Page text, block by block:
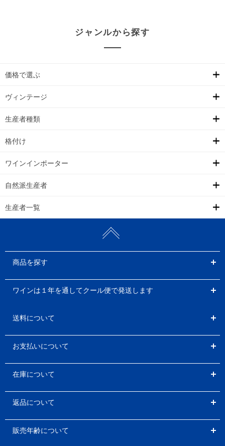
ジャンルから探す
価格で選ぶ
ヴィンテージ
生産者種類
格付け
ワインインポーター
自然派生産者
生産者一覧
商品を探す
ワインは１年を通してクール便で発送します
送料について
お支払いについて
在庫について
返品について
販売年齢について